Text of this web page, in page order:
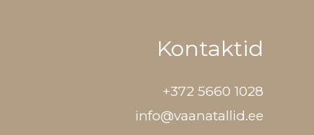
Kontaktid
+372 5660 1028
info@vaanatallid.ee